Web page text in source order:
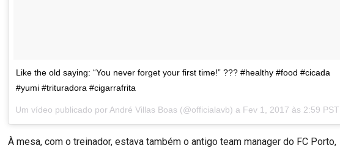
Like the old saying: “You never forget your first time!” ??? #healthy #food #cicada
#yumi #trituradora #cigarrafrita
Um vídeo publicado por André Villas Boas (@officialavb) a Fev 1, 2017 às 2:59 PST
À mesa, com o treinador, estava também o antigo team manager do FC Porto,